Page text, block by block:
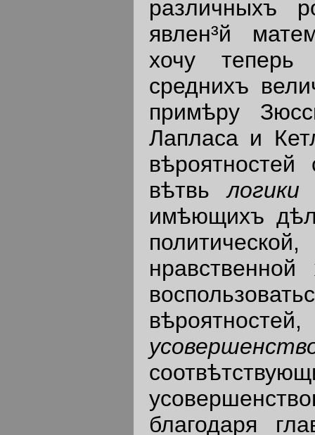
различныхъ
явлен³й
хочу теперь
среднихъ
примѣру
Лапласа и
вѣтвь
имѣющихъ
благодаря